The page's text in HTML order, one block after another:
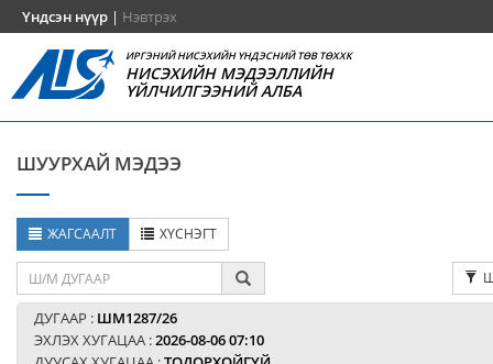
Үндсэн нүүр | Нэвтрэх
ИРГЭНИЙ НИСЭХИЙН ҮНДЭСНИЙ ТӨВ ТӨХХК
НИСЭХИЙН МЭДЭЭЛЛИЙН
ҮЙЛЧИЛГЭЭНИЙ АЛБА
ШУУРХАЙ МЭДЭЭ
ЖАГСААЛТ ХҮСНЭГТ
ДУГААР : ШМ1287/26
ЭХЛЭХ ХУГАЦАА :2026-08-06 07:10